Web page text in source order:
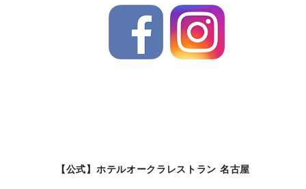
【公式】ホテルオークラレストラン 名古屋